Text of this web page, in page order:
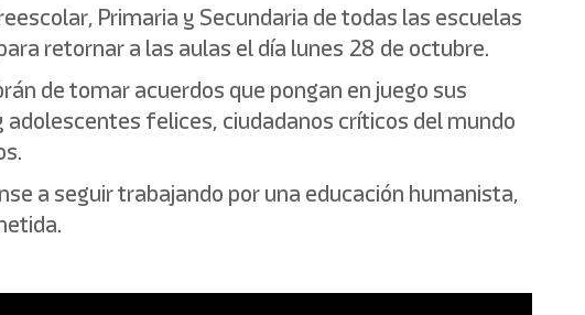
Primaria y Secundaria de todas las escuelas
retornar a las aulas el día lunes 28 de octubre.
de tomar acuerdos que pongan en juego sus
felices, ciudadanos críticos del mundo
a seguir trabajando por una educación humanista,